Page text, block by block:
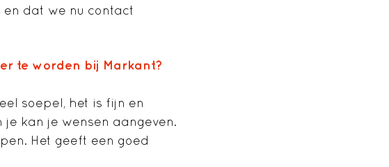
dat we nu contact
te worden bij Markant?
soepel, het is fijn en
kan je wensen aangeven.
Het geeft een goed